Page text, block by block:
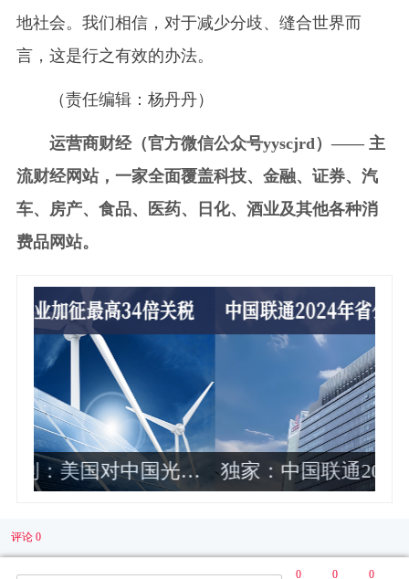
地社会。我们相信，对于减少分歧、缝合世界而
言，这是行之有效的办法。
（责任编辑：杨丹丹）
运营商财经（官方微信公众号yyscjrd）—— 主
流财经网站，一家全面覆盖科技、金融、证券、汽
车、房产、食品、医药、日化、酒业及其他各种消
费品网站。
独家：中国联通2024年各省公司政企
评论 0
0 0 0